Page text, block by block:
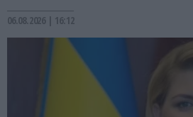
06.08.2026 | 16:12